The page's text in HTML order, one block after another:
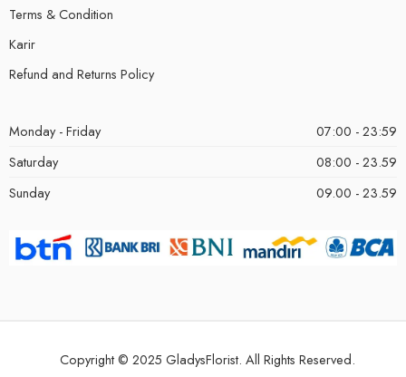
Terms & Condition
Karir
Refund and Returns Policy
Monday - Friday
07:00 - 23:59
Saturday
08:00 - 23.59
Sunday
09.00 - 23.59
Copyright © 2025 GladysFlorist. All Rights Reserved.